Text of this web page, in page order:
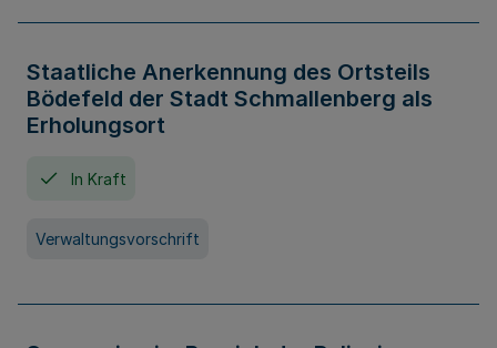
Staatliche Anerkennung des Ortsteils
Bödefeld der Stadt Schmallenberg als
Erholungsort
In Kraft
Verwaltungsvorschrift